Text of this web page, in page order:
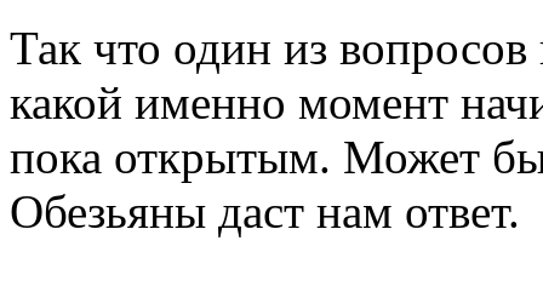
Так что один из
какой именно момент
пока открытым. Может
Обезьяны даст нам ответ.